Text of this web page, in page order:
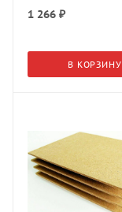
1 266 ₽
В КОРЗИНУ